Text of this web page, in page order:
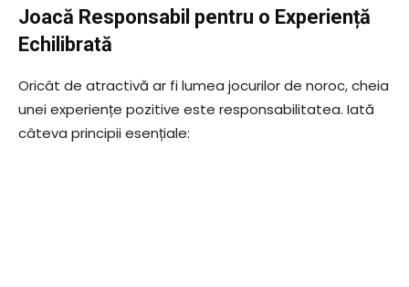
Joacă Responsabil pentru o Experiență
Echilibrată
Oricât de atractivă ar fi lumea jocurilor de noroc, cheia
unei experiențe pozitive este responsabilitatea. Iată
câteva principii esențiale: